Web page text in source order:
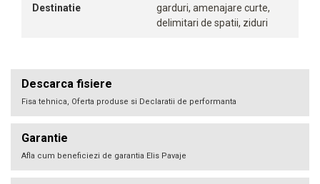
Destinatie
garduri, amenajare curte,
delimitari de spatii, ziduri
Descarca fisiere
Fisa tehnica, Oferta produse si Declaratii de performanta
Garantie
Afla cum beneficiezi de garantia Elis Pavaje